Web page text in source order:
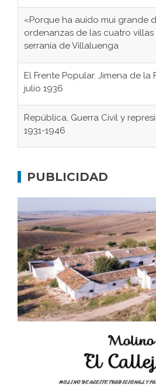
«Porque ha auido mui grande
ordenanzas de las cuatro
serranía de Villaluenga
El Frente Popular. Jimena de la
julio 1936
República, Guerra Civil y
1931-1946
concentración nazis
Bornos
El Frente Popular. Ubrique,
Juntar las letras. La
afán de saber a la autogestión
Historia y vivencias del
PUBLICIDAD